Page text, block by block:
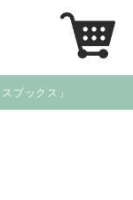
ブックス」